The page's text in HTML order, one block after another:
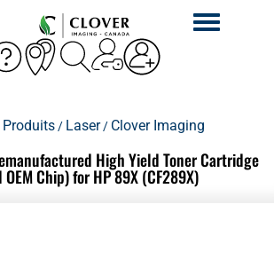
Activer
Produits/ Laser/ Clover Imaging
High Yield Toner Cartridge
OEM Chip) for HP 89X (CF289X)